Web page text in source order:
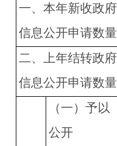
一、本年新收政府
信息公开申请数量
二、上年结转政府
信息公开申请数量
（一）予以
公开